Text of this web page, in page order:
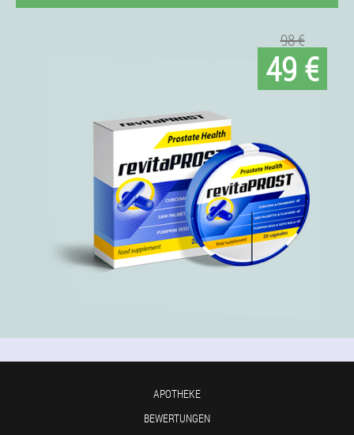
98 €
49 €
APOTHEKE
BEWERTUNGEN